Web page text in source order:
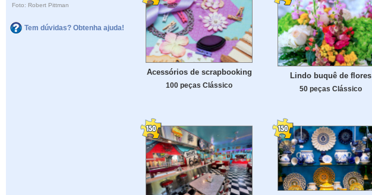
Foto: Robert Pittman
Tem dúvidas? Obtenha ajuda!
Acessórios de scrapbooking
100 peças Clássico
Lindo buquê de flores
50 peças Clássico